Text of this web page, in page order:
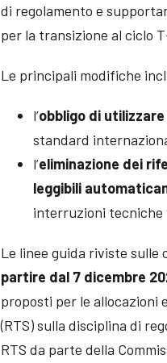
di regolamento e
per la transizione al ciclo
Le principali modifiche
l’obbligo di
standard
l’eliminazione dei
leggibili
interruzioni tecniche
Le linee guida riviste
partire dal 7 dicembre
proposti per le allocazioni
(RTS) sulla disciplina di
RTS da parte della